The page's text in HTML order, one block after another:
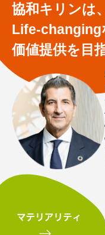
協和キリンは、
Life-changing
価値提供を目